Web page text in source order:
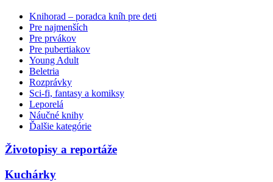
Knihorad – poradca kníh pre deti
Pre najmenších
Pre prvákov
Pre pubertiakov
Young Adult
Beletria
Rozprávky
Sci-fi, fantasy a komiksy
Leporelá
Náučné knihy
Ďalšie kategórie
Životopisy a reportáže
Kuchárky